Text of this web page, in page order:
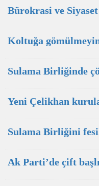
Bürokrasi ve
Koltuğa
Sulama Birliğinde
Yeni Çelikhan
Sulama Birliğini
Ak Parti’de çift